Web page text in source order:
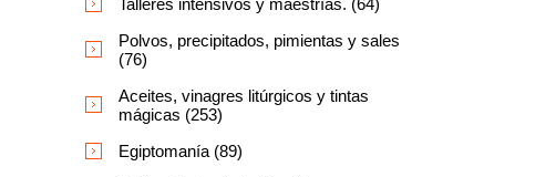
Talleres intensivos y maestrías. (64)
Polvos, precipitados, pimientas y sales
(76)
Aceites, vinagres litúrgicos y tintas
mágicas (253)
Egiptomanía (89)